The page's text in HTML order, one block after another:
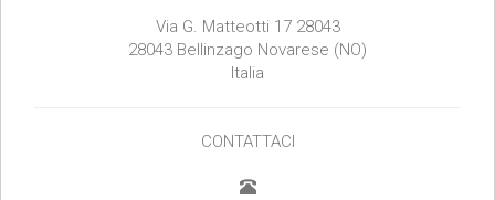
Via G. Matteotti 17 28043
28043 Bellinzago Novarese (NO)
Italia
CONTATTACI